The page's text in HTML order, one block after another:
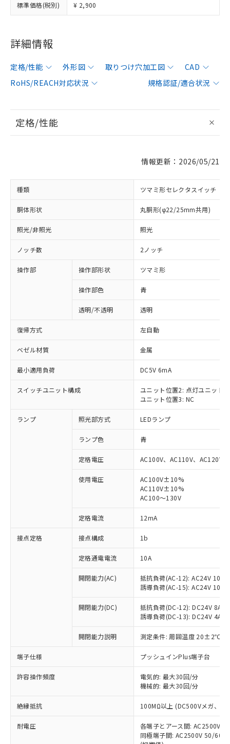
標準価格(税別) ¥ 2,900
詳細情報
定格/性能 外形図 取りつけ穴加工図
CAD
RoHS/REACH対応状況
規格認証/適合状況
定格/性能
情報更新：2026/05/21
種類 ツマミ形セレクタスイッチ
胴体形状 丸胴形(φ22/25mm共用)
照光/非照光 照光
ノッチ数 2ノッチ
操作部 操作部形状 ツマミ形
操作部色 青
透明/不透明 透明
復帰方式 左自動
ベゼル材質 金属
最小適用負荷 DC5V 6mA
スイッチユニット構成
ユニット位置2: 点灯ユニット
ユニット位置3: NC
ランプ 照光部方式 LEDランプ
ランプ色 青
定格電圧 AC100V、AC110V、AC120V
使用電圧
AC100V±10%
AC110V±10%
AC100～130V
定格電流 12mA
接点定格 接点構成 1b
定格通電電流 10A
開閉能力(AC)
抵抗負荷(AC-12): AC24V 10A/
誘導負荷(AC-15): AC24V
開閉能力(DC)
抵抗負荷(DC-12): DC24V 8A/
誘導負荷(DC-13): DC24V 4A/
開閉能力説明 測定条件: 周囲温度 20±2℃、
端子仕様 プッシュインPlus端子台
許容操作頻度
電気的: 最大30回/分
機械的: 最大30回/分
絶縁抵抗 100MΩ以上 (DC500Vメガ、点
耐電圧
各端子とアース間: AC2500V
同極端子間: AC2500V 50/
ご利用条件
以下の条件をお読みいただき、同意のうえ
本サービスは、当社制御機器事業取扱
商品の当社在庫状況および標準価格
(税抜)を提供させていただくもので
当社制御機器事業取扱商品の中には、
ことをご了承ください。
在庫状況および標準価格照会結果は、
記載している更新日時点での社内デー
タに基づき作成されるものであり、閲
覧された時点での実際の在庫および標
準価格とは異なる場合があることをご
対応済み：EU RoHS指令（10物質）の
非含有に対応した製品が提供可能な商品で
す。
対応予定：EU RoHS指令（10物質）の非含
有に対応した製品に切り替える予定のある
対応予定なし：EU RoHS指令（10物質）の
非含有に非対応の商品で、対応品を出す予
調査・確認中：EU RoHS指令（10物質）の
非含有の対応状況を調査中または確認中の
非該当品：ライセンス料など無形物で、有
害物質有無と関係のない商品です。
仕入先様の事情により、非含有部品として
いたものが、含有品と判明した場合などや
むを得ず変更することがあります。
*EU RoHS指令（10物質）：
鉛(Pb) 1000ppm以下、 水銀(Hg) 1000ppm以下、 カド
六価クロム(Cr(Ⅵ)) 1000ppm以下、ポリ臭化ビフェニル
類(PBB) 1000ppm以下、ポリ臭化ジフェニルエーテル類
「○」：最大均質材料含有率が中国RoHSの
基準値以下であることを示します。
「×」：最大均質材料含有率が中国RoHSの
基準値を超えていることを示します。
「－」：未確認です。当社販売部門へお問
*中国RoHS10物質の基準値 (GB/T26572)：
Pb(鉛) :1000ppm、 Hg(水銀) : 1000ppm、 Cd(カドミウ
Cr(Ⅵ)(六価クロム) : 1000ppm、 PBBs(ポリ臭化ビフェ
当社は、これら貴社製品のうち、外国
為替および外国貿易法に定める商品
または国外への提供する場合は、日本
国政府の輸出許可(または役務取引許
可)を取得するなどの必要な手続きを